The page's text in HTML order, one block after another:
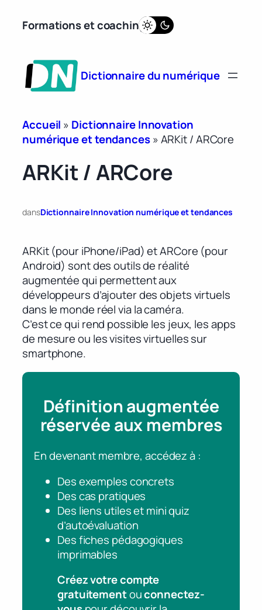
Formations et coaching
Dictionnaire du numérique
Accueil » Dictionnaire Innovation
numérique et tendances»ARKit / ARCore
ARKit / ARCore
dansDictionnaire Innovation numérique et tendances
ARKit (pour iPhone/iPad) et ARCore (pour
Android) sont des outils de réalité
augmentée qui permettent aux
développeurs d’ajouter des objets virtuels
dans le monde réel via la caméra.
C’est ce qui rend possible les jeux, les apps
de mesure ou les visites virtuelles sur
smartphone.
Définition augmentée
réservée aux membres
En devenant membre, accédez à :
Des exemples concrets
Des cas pratiques
Des liens utiles et mini quiz
d’autoévaluation
Des fiches pédagogiques
imprimables
Créez votre compte
gratuitementouconnectez-